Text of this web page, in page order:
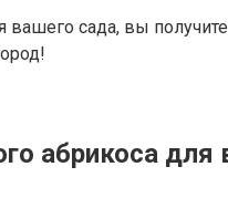
вашего сада, вы
абрикоса для